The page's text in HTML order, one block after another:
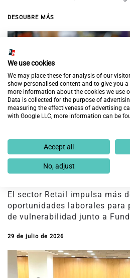
DESCUBRE MÁS
El sector Retail impulsa más
oportunidades laborales para
de vulnerabilidad junto a
29 de julio de 2026
We use cookies
We may place these for analysis of our
show personalised content and to give you a
more information about the cookies we use
Data is collected for the purpose of
measuring the effectiveness of advertising
with Google LLC, more information can be
Accept all
No, adjust